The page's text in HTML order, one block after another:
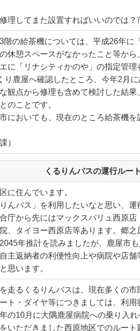
理してまた設置すればいいのでは
階の給茶機については、平成26年に
休憩スペースがなかったこと等か
に「リナシティかのや」の指定管
り鹿屋へ確認したところ、今年2月
観点から修理も含めて検討した結
のことです。
においても、現在のところ給茶機
）
くるりんバスの運行ルー
に住んでいます。
んバス」を利用したいなと思い、
庁から先にはマックスバリュ西原
、タイヨー西原店等あります。郷
年推計を読みましたが、鹿屋市
主返納者の利便性向上や病院や店
思います。
走るくるりんバスは、現在多くの市
ト・ダイヤ等につきましては、利
の10月に大隅鹿屋病院への乗り入
いただきました西原地区でのルー